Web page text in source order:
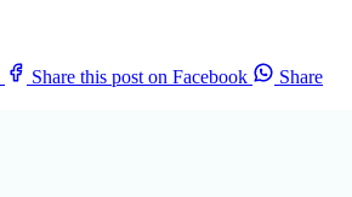
Share this post on Facebook
Share